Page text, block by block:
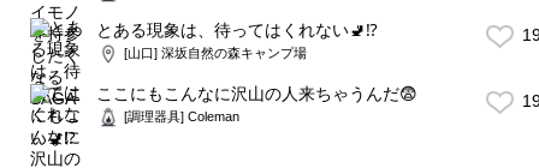
とある現象は、待ってはくれない🚽⁉️
[山口] 深坂自然の森キャンプ場
ここにもこんなに沢山の人来ちゃうんだ😨
[調理器具] Coleman